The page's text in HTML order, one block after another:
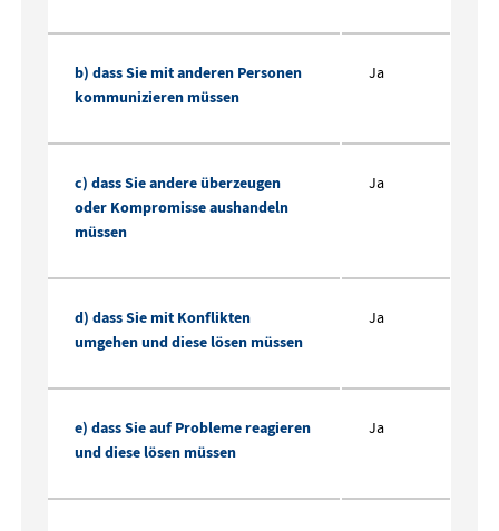
b) dass Sie mit anderen Personen
kommunizieren müssen
Ja
c) dass Sie andere überzeugen
oder Kompromisse aushandeln
müssen
Ja
d) dass Sie mit Konflikten
umgehen und diese lösen müssen
Ja
e) dass Sie auf Probleme reagieren
und diese lösen müssen
Ja